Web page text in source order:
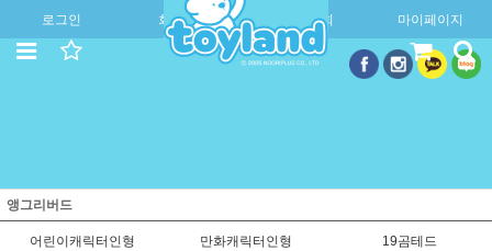
로그인 회원가입 주문조회 마이페이지
앵그리버드
어린이캐릭터인형 만화캐릭터인형 19곰테드